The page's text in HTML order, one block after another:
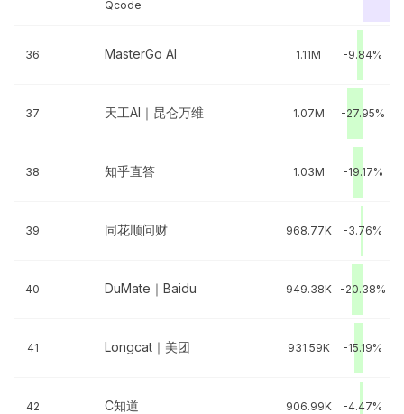
Qcode
36 MasterGo AI 1.11M -9.84%
37 天工AI｜昆仑万维 1.07M -27.95%
38 知乎直答 1.03M -19.17%
39 同花顺问财 968.77K -3.76%
40 DuMate｜Baidu 949.38K -20.38%
41 Longcat｜美团 931.59K -15.19%
42 C知道 906.99K -4.47%